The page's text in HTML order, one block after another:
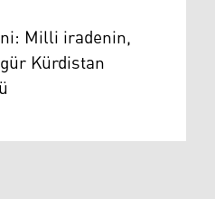
Milli iradenin,
Kürdistan